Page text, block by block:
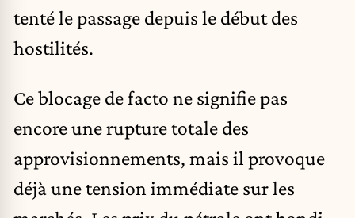
tenté le passage depuis le début des
hostilités.
Ce blocage de facto ne signifie pas
encore une rupture totale des
approvisionnements, mais il provoque
déjà une tension immédiate sur les